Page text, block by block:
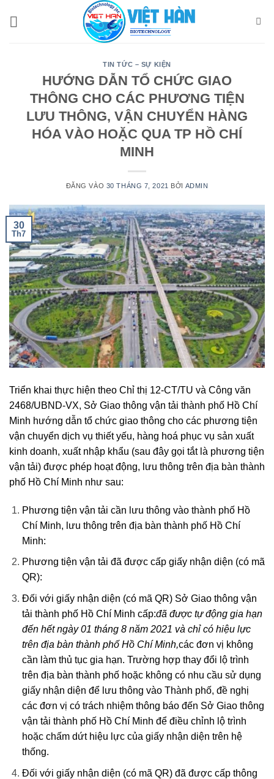
TIN TỨC – SỰ KIỆN
HƯỚNG DẪN TỔ CHỨC GIAO
THÔNG CHO CÁC PHƯƠNG TIỆN
LƯU THÔNG, VẬN CHUYỂN HÀNG
HÓA VÀO HOẶC QUA TP HỒ CHÍ
MINH
ĐĂNG VÀO 30 THÁNG 7, 2021 BỞI ADMIN
30
Th7
Triển khai thực hiện theo Chỉ thị 12-CT/TU và Công văn
2468/UBND-VX, Sở Giao thông vận tải thành phố Hồ Chí
Minh hướng dẫn tổ chức giao thông cho các phương tiện
vận chuyển dịch vụ thiết yếu, hàng hoá phục vụ sản xuất
kinh doanh, xuất nhập khẩu (sau đây gọi tắt là phương tiện
vận tải) được phép hoạt động, lưu thông trên địa bàn thành
phố Hồ Chí Minh như sau:
Phương tiện vận tải cần lưu thông vào thành phố Hồ
Chí Minh, lưu thông trên địa bàn thành phố Hồ Chí
Minh:
Phương tiện vận tải đã được cấp giấy nhận diện (có mã
QR):
Đối với giấy nhận diện (có mã QR) Sở Giao thông vận
tải thành phố Hồ Chí Minh cấp:đã được tự động gia hạn
đến hết ngày 01 tháng 8 năm 2021 và chỉ có hiệu lực
trên địa bàn thành phố Hồ Chí Minh,các đơn vị không
cần làm thủ tục gia hạn. Trường hợp thay đổi lộ trình
trên địa bàn thành phố hoặc không có nhu cầu sử dụng
giấy nhận diện để lưu thông vào Thành phố, đề nghị
các đơn vị có trách nhiệm thông báo đến Sở Giao thông
vận tải thành phố Hồ Chí Minh để điều chỉnh lộ trình
hoặc chấm dứt hiệu lực của giấy nhận diện trên hệ
thống.
Đối với giấy nhận diện (có mã QR) đã được cấp thông